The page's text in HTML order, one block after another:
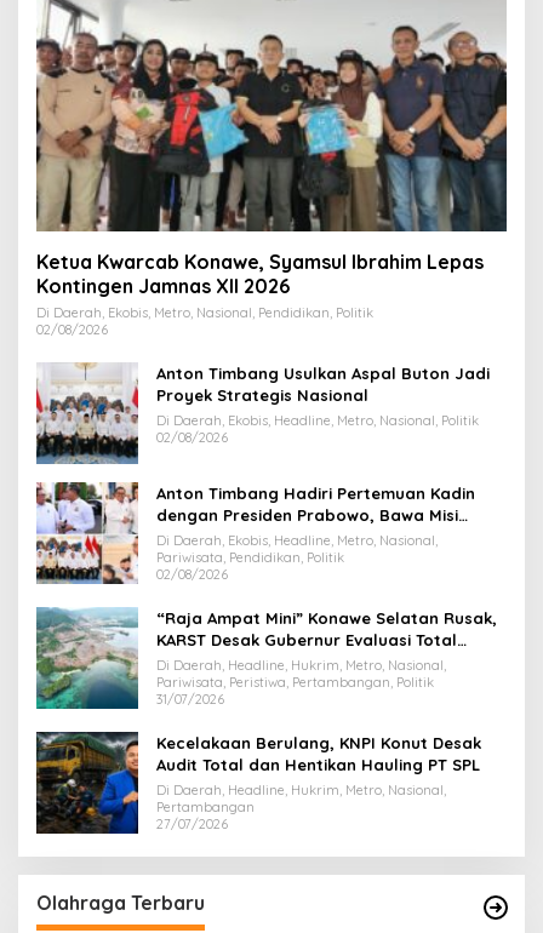
Ketua Kwarcab Konawe, Syamsul Ibrahim Lepas
Kontingen Jamnas XII 2026
Di Daerah, Ekobis, Metro, Nasional, Pendidikan, Politik
02/08/2026
Anton Timbang Usulkan Aspal Buton Jadi
Proyek Strategis Nasional
Di Daerah, Ekobis, Headline, Metro, Nasional, Politik
02/08/2026
Anton Timbang Hadiri Pertemuan Kadin
dengan Presiden Prabowo, Bawa Misi
Majukan Ekonomi Sultra
Di Daerah, Ekobis, Headline, Metro, Nasional,
Pariwisata, Pendidikan, Politik
02/08/2026
“Raja Ampat Mini” Konawe Selatan Rusak,
KARST Desak Gubernur Evaluasi Total
Dispar Sultra
Di Daerah, Headline, Hukrim, Metro, Nasional,
Pariwisata, Peristiwa, Pertambangan, Politik
31/07/2026
Kecelakaan Berulang, KNPI Konut Desak
Audit Total dan Hentikan Hauling PT SPL
Di Daerah, Headline, Hukrim, Metro, Nasional,
Pertambangan
27/07/2026
Olahraga Terbaru